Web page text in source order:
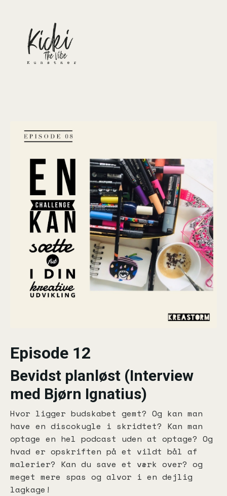
Episode 12
Bevidst planløst (Interview
med Bjørn Ignatius)
Hvor ligger budskabet gemt? Og kan man
have en discokugle i skridtet? Kan man
optage en hel podcast uden at optage? Og
hvad er opskriften på et vildt bål af
malerier? Kan du save et værk over? og
meget mere spas og alvor i en dejlig
lagkage!